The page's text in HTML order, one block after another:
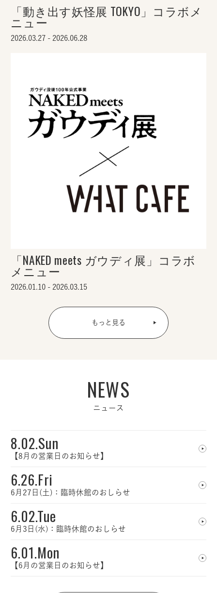
「動き出す妖怪展 TOKYO」コラボメ
ニュー
2026.03.27 - 2026.06.28
「NAKED meets ガウディ展」コラボ
メニュー
2026.01.10 - 2026.03.15
もっと見る
NEWS
ニュース
8.02.Sun
【8月の営業日のお知らせ】
6.26.Fri
6月27日(土)：臨時休館のおしらせ
6.02.Tue
6月3日(水)：臨時休館のおしらせ
6.01.Mon
【6月の営業日のお知らせ】